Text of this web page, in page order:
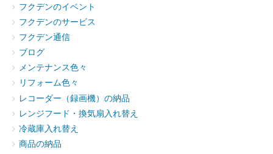
フクデンのイベント
フクデンのサービス
フクデン通信
ブログ
メンテナンス色々
リフォーム色々
レコーダー（録画機）の納品
レンジフード・換気扇入れ替え
冷蔵庫入れ替え
商品の納品